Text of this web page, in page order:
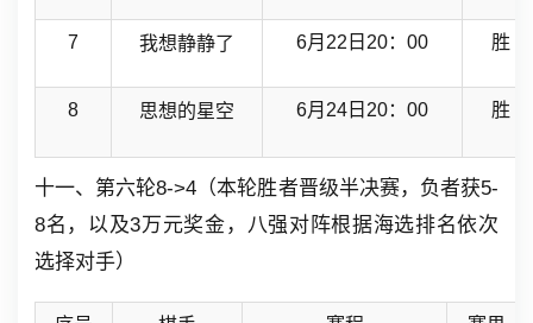
7 我想静静了 6月22日20：00 胜
8 思想的星空 6月24日20：00 胜
十一、第六轮8->4（本轮胜者晋级半决赛，负者获5-
8名，以及3万元奖金，八强对阵根据海选排名依次
选择对手）